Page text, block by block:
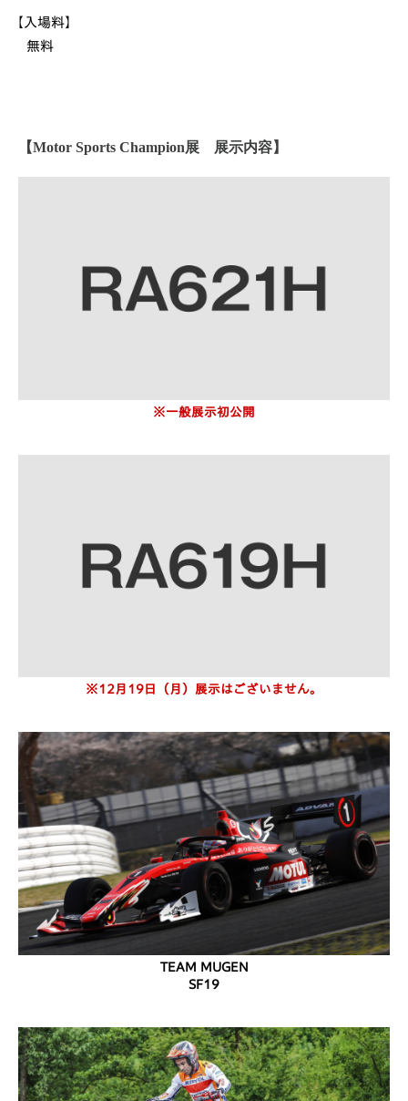
【入場料】
無料
【Motor Sports Champion展 展示内容】
※一般展示初公開
※12月19日（月）展示はございません。
TEAM MUGEN
SF19